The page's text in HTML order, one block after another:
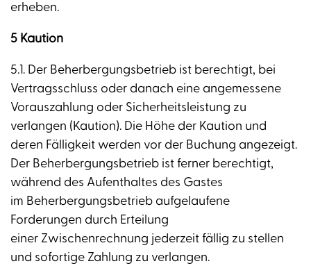
erheben.
5 Kaution
5.1. Der Beherbergungsbetrieb ist berechtigt, bei
Vertragsschluss oder danach eine angemessene
Vorauszahlung oder Sicherheitsleistung zu
verlangen (Kaution). Die Höhe der Kaution und
deren Fälligkeit werden vor der Buchung angezeigt.
Der Beherbergungsbetrieb ist ferner berechtigt,
während des Aufenthaltes des Gastes
im Beherbergungsbetrieb aufgelaufene
Forderungen durch Erteilung
einer Zwischenrechnung jederzeit fällig zu stellen
und sofortige Zahlung zu verlangen.